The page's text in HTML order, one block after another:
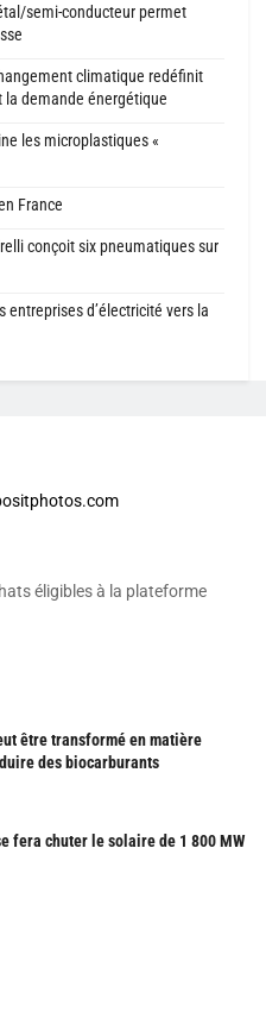
semi-conducteur permet
climatique redéfinit
la demande énergétique
les microplastiques «
France
conçoit six pneumatiques sur
entreprises d’électricité vers la
éligibles à la plateforme
être transformé en matière
des biocarburants
fera chuter le solaire de 1 800 MW